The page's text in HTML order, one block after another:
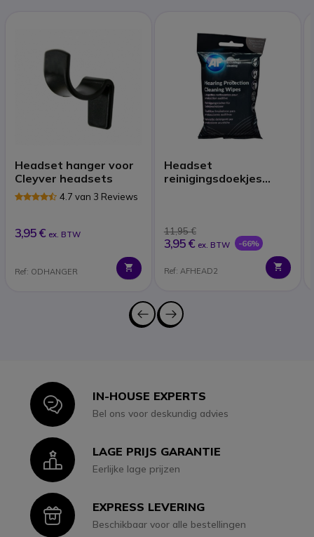
Headset hanger voor
Cleyver headsets
4.7 van 3 Reviews
3,95 € ex. BTW
Ref: ODHANGER
Headset
reinigingsdoekjes
11,95 €
3,95 € ex. BTW -66%
Ref: AFHEAD2
IconIN-HOUSE EXPERTS
Bel ons voor deskundig advies
IconLAGE PRIJS GARANTIE
Eerlijke lage prijzen
IconEXPRESS LEVERING
Beschikbaar voor alle bestellingen